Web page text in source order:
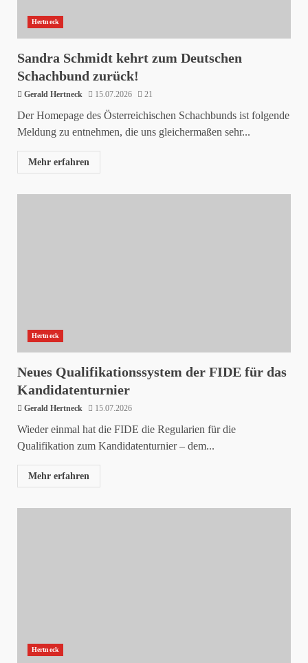
Hertneck
Sandra Schmidt kehrt zum Deutschen
Schachbund zurück!
Gerald Hertneck 15.07.2026 21
Der Homepage des Österreichischen Schachbunds ist folgende
Meldung zu entnehmen, die uns gleichermaßen sehr...
Mehr erfahren
Hertneck
Neues Qualifikationssystem der FIDE für das
Kandidatenturnier
Gerald Hertneck 15.07.2026
Wieder einmal hat die FIDE die Regularien für die
Qualifikation zum Kandidatenturnier – dem...
Mehr erfahren
Hertneck